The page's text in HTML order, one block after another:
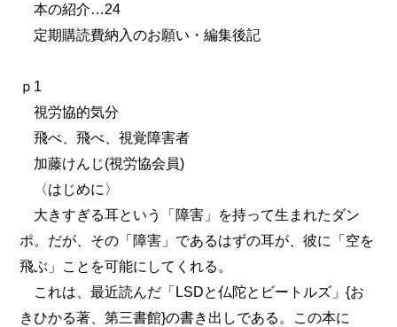
本の紹介…24
定期購読費納入のお願い・編集後記
ｐ1
視労協的気分
飛べ、飛べ、視覚障害者
加藤けんじ(視労協会員)
〈はじめに〉
大きすぎる耳という「障害」を持って生まれたダン
ポ。だが、その「障害」であるはずの耳が、彼に「空を
飛ぶ」ことを可能にしてくれる。
これは、最近読んだ「LSDと仏陀とビートルズ」{お
きひかる著、第三書館}の書き出しである。この本に